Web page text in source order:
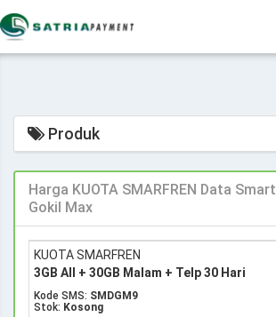
Produk
Harga KUOTA SMARFREN Data Smart
Gokil Max
KUOTA SMARFREN
3GB All + 30GB Malam + Telp 30 Hari
Kode SMS: SMDGM9
Stok: Kosong